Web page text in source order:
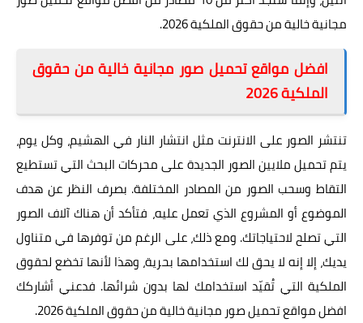
مجانية خالية من حقوق الملكية 2026.
افضل مواقع تحميل صور مجانية خالية من حقوق
الملكية 2026
تنتشر الصور على الانترنت مثل انتشار النار في الهشيم، وكل يوم،
يتم تحميل ملايين الصور الجديدة على محركات البحث التي تستطيع
التقاط وسحب الصور من المصادر المختلفة. بصرف النظر عن هدف
الموضوع أو المشروع الذي تعمل عليه، فتأكد أن هناك آلاف الصور
التي تصلح لاحتياجاتك. ومع ذلك، على الرغم من توفرها في متناول
يديك، إلا إنه لا يحق لك استخدامها بحرية، وهذا لأنها تخضع لحقوق
الملكية التي تُقيّد استخدامك لها بدون شرائها. فدعني أشاركك
افضل مواقع تحميل صور مجانية خالية من حقوق الملكية 2026.